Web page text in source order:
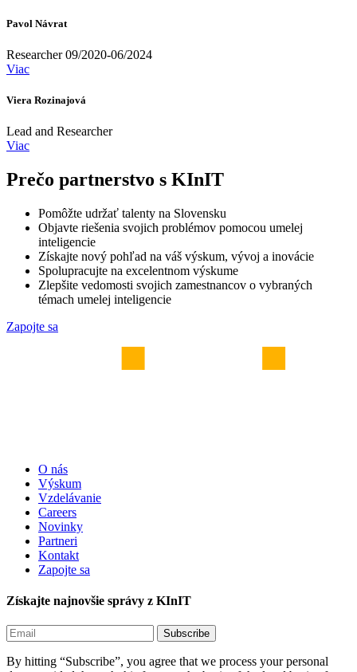
Pavol Návrat
Researcher 09/2020-06/2024
Viac
Viera Rozinajová
Lead and Researcher
Viac
Prečo partnerstvo s KInIT
Pomôžte udržať talenty na Slovensku
Objavte riešenia svojich problémov pomocou umelej
inteligencie
Získajte nový pohľad na váš výskum, vývoj a inovácie
Spolupracujte na excelentnom výskume
Zlepšite vedomosti svojich zamestnancov o vybraných
témach umelej inteligencie
Zapojte sa
O nás
Výskum
Vzdelávanie
Careers
Novinky
Partneri
Kontakt
Zapojte sa
Získajte najnovšie správy z KInIT
By hitting “Subscribe”, you agree that we process your personal